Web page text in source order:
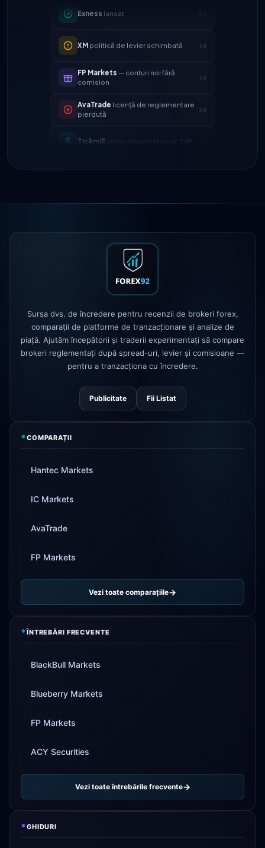
XMpolitică de levier schimbată
FP Markets— conturi noi fără
1d
AvaTradelicență de reglementare
pierdută
3d
Tickmillviteza retragerii acum 24h 4d
IC Markets
spread EUR/USD redus
— conturi noi fără
comision
licență de reglementare
Sursa dvs. de încredere pentru recenzii de brokeri forex,
comparații de platforme de tranzacționare și analize de
piață. Ajutăm începătorii și traderii experimentați să compare
brokeri reglementați după spread-uri, levier și comisioane —
pentru a tranzacționa cu încredere.
Publicitate Fii Listat
*COMPARAȚII
Hantec Markets
IC Markets
AvaTrade
FP Markets
Vezi toate comparațiile
*ÎNTREBĂRI FRECVENTE
BlackBull Markets
Blueberry Markets
FP Markets
ACY Securities
Vezi toate întrebările frecvente
*GHIDURI